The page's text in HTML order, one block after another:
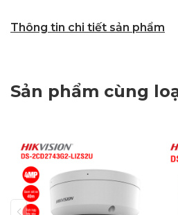
Thông tin chi tiết sản phẩm
Sản phẩm cùng